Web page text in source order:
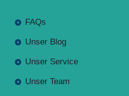
FAQs
Unser Blog
Unser Service
Unser Team